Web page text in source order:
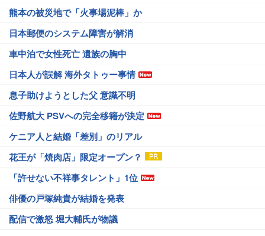
熊本の被災地で「火事場泥棒」か
日本郵便のシステム障害が解消
車中泊で女性死亡 遺族の胸中
日本人が誤解 海外タトゥー事情
息子助けようとした父 意識不明
佐野航大 PSVへの完全移籍が決定
ケニア人と結婚「差別」のリアル
花王が「焼肉店」限定オープン？
「許せない不祥事タレント」1位
俳優の戸塚純貴が結婚を発表
配信で激怒 堀大輔氏が物議